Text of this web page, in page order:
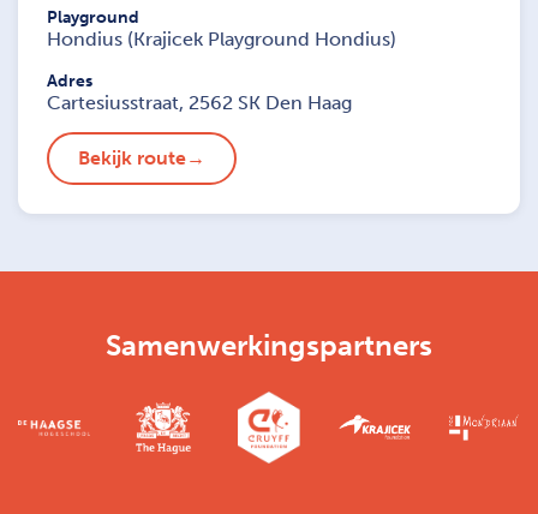
Playground
Hondius (Krajicek Playground Hondius)
Adres
Cartesiusstraat, 2562 SK Den Haag
Bekijk route
Samenwerkingspartners